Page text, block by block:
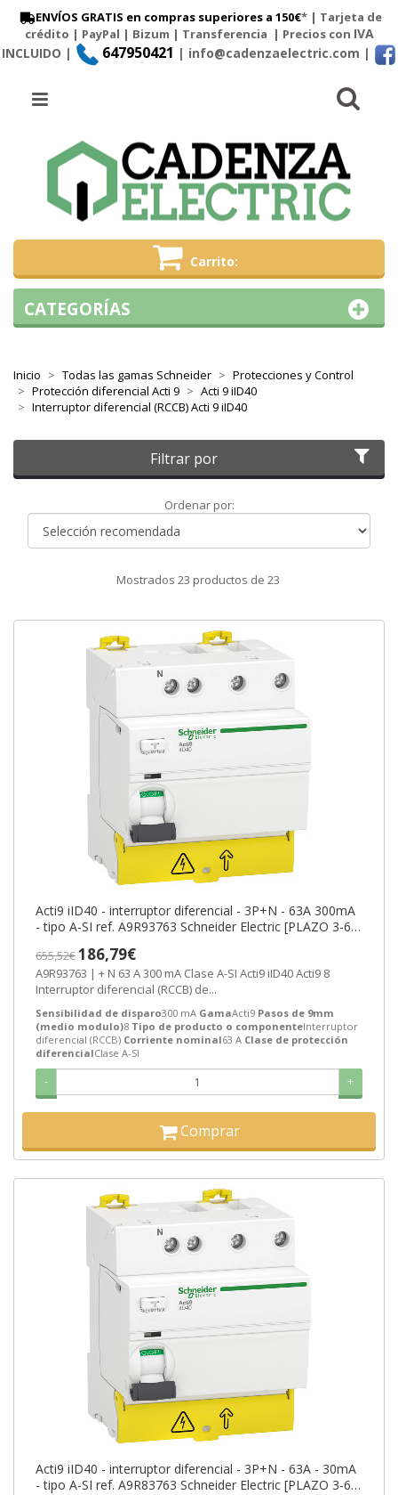
ENVÍOS GRATIS en compras superiores a 150€* | Tarjeta de
crédito | PayPal | Bizum | Transferencia | Precios con IVA
INCLUIDO |
647950421 | info@cadenzaelectric.com |
Carrito
Menú
Inicio Todas las gamas Schneider
Protecciones y Control
Protección diferencial Acti 9
Acti 9 iID40
Interruptor diferencial (RCCB) Acti 9 iID40
Filtrar por
Ordenar por:Ordenar
Mostrados 23 productos de 23
Acti9 iID40 - interruptor diferencial - 3P+N - 63A 300mA
- tipo A-SI ref. A9R93763 Schneider Electric [PLAZO 3-6
655,52€186,79€
A9R93763 | + N 63 A 300 mA Clase A-SI Acti9 iID40 Acti9 8
Interruptor diferencial (RCCB) de...
Sensibilidad de disparo300 mA GamaActi9 Pasos de 9mm
(medio modulo)8 Tipo de producto o componenteInterruptor
diferencial (RCCB) Corriente nominal63 A Clase de protección
diferencialClase A-SI
- +
Comprar
Acti9 iID40 - interruptor diferencial - 3P+N - 63A - 30mA
- tipo A-SI ref. A9R83763 Schneider Electric [PLAZO 3-6
CATEGORÍAS